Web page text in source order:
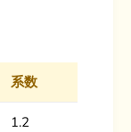
系数
1.2